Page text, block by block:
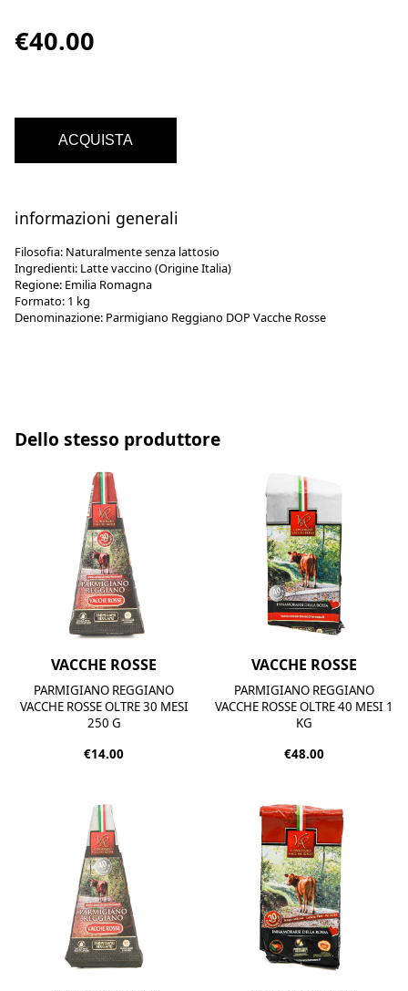
€40.00
ACQUISTA
informazioni generali
Filosofia: Naturalmente senza lattosio
Ingredienti: Latte vaccino (Origine Italia)
Regione: Emilia Romagna
Formato: 1 kg
Denominazione: Parmigiano Reggiano DOP Vacche Rosse
Dello stesso produttore
VACCHE ROSSE
PARMIGIANO REGGIANO
VACCHE ROSSE OLTRE 30 MESI
250 G
€14.00
VACCHE ROSSE
PARMIGIANO REGGIANO
VACCHE ROSSE OLTRE 40 MESI 1
KG
€48.00